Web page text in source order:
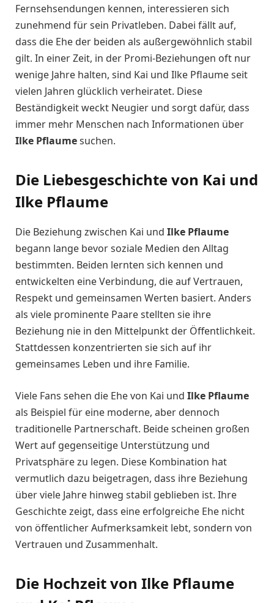
Fernsehsendungen kennen, interessieren sich
zunehmend für sein Privatleben. Dabei fällt auf,
dass die Ehe der beiden als außergewöhnlich stabil
gilt. In einer Zeit, in der Promi-Beziehungen oft nur
wenige Jahre halten, sind Kai und Ilke Pflaume seit
vielen Jahren glücklich verheiratet. Diese
Beständigkeit weckt Neugier und sorgt dafür, dass
immer mehr Menschen nach Informationen über
Ilke Pflaumesuchen.
Die Liebesgeschichte von Kai und
Ilke Pflaume
Die Beziehung zwischen Kai und Ilke Pflaume
begann lange bevor soziale Medien den Alltag
bestimmten. Beiden lernten sich kennen und
entwickelten eine Verbindung, die auf Vertrauen,
Respekt und gemeinsamen Werten basiert. Anders
als viele prominente Paare stellten sie ihre
Beziehung nie in den Mittelpunkt der Öffentlichkeit.
Stattdessen konzentrierten sie sich auf ihr
gemeinsames Leben und ihre Familie.
Viele Fans sehen die Ehe von Kai und Ilke Pflaume
als Beispiel für eine moderne, aber dennoch
traditionelle Partnerschaft. Beide scheinen großen
Wert auf gegenseitige Unterstützung und
Privatsphäre zu legen. Diese Kombination hat
vermutlich dazu beigetragen, dass ihre Beziehung
über viele Jahre hinweg stabil geblieben ist. Ihre
Geschichte zeigt, dass eine erfolgreiche Ehe nicht
von öffentlicher Aufmerksamkeit lebt, sondern von
Vertrauen und Zusammenhalt.
Die Hochzeit von Ilke Pflaume